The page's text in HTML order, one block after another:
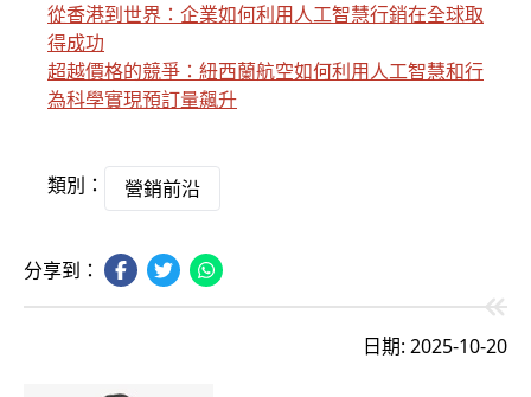
從香港到世界：企業如何利用人工智慧行銷在全球取
得成功
超越價格的競爭：紐西蘭航空如何利用人工智慧和行
為科學實現預訂量飆升
類別： 營銷前沿
分享到：
日期: 2025-10-20